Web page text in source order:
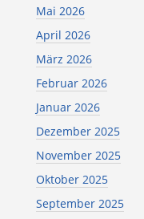
Mai 2026
April 2026
März 2026
Februar 2026
Januar 2026
Dezember 2025
November 2025
Oktober 2025
September 2025